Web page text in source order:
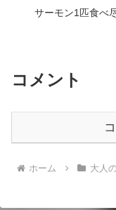
サーモン1匹食べ
コメント
ホーム 大人